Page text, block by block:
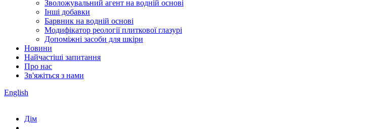
Зволожувальний агент на водній основі
Інші добавки
Барвник на водній основі
Модифікатор реології плиткової глазурі
Допоміжні засоби для шкіри
Новини
Найчастіші запитання
Про нас
Зв'яжіться з нами
English
Дім